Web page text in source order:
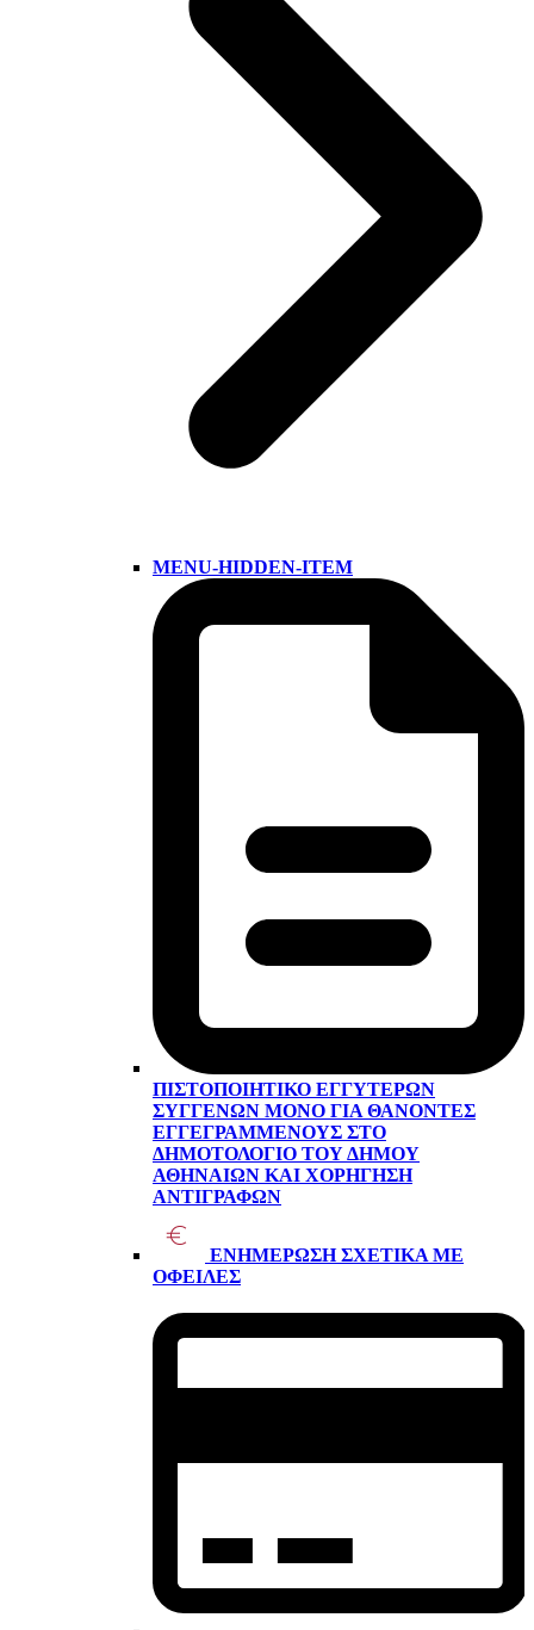
MENU-HIDDEN-ITEM
ΠΙΣΤΟΠΟΙΗΤΙΚΌ ΕΓΓΥΤΈΡΩΝ
ΣΥΓΓΕΝΏΝ ΜΌΝΟ ΓΙΑ ΘΑΝΌΝΤΕΣ
ΕΓΓΕΓΡΑΜΜΈΝΟΥΣ ΣΤΟ
ΔΗΜΟΤΟΛΌΓΙΟ ΤΟΥ ΔΉΜΟΥ
ΑΘΗΝΑΊΩΝ ΚΑΙ ΧΟΡΉΓΗΣΗ
ΑΝΤΙΓΡΆΦΩΝ
ΕΝΗΜΈΡΩΣΗ ΣΧΕΤΙΚΆ ΜΕ
ΟΦΕΙΛΈΣ